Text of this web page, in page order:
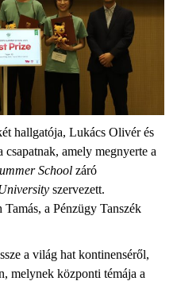
hallgatója, Lukács Olivér és
amely megnyerte a
School záró
szervezett.
a Pénzügy Tanszék
a világ hat kontinenséről,
melynek központi témája a